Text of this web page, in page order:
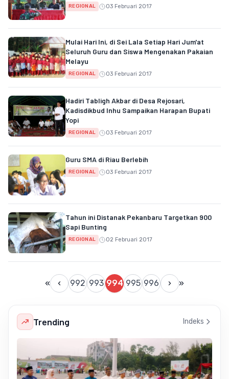
REGIONAL 03 Februari 2017
Mulai Hari Ini, di Sei Lala Setiap Hari Jum'at
Seluruh Guru dan Siswa Mengenakan Pakaian
Melayu
REGIONAL 03 Februari 2017
Hadiri Tabligh Akbar di Desa Rejosari,
Kadisdikbud Inhu Sampaikan Harapan Bupati
Yopi
REGIONAL 03 Februari 2017
Guru SMA di Riau Berlebih
REGIONAL 03 Februari 2017
Tahun ini Distanak Pekanbaru Targetkan 900
Sapi Bunting
REGIONAL 02 Februari 2017
« ‹ 992 993 994 995 996 › »
Trending Indeks